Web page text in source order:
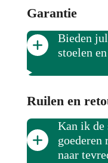
Garantie
Bieden
stoelen
Ruilen en
Kan ik de
goederen
naar